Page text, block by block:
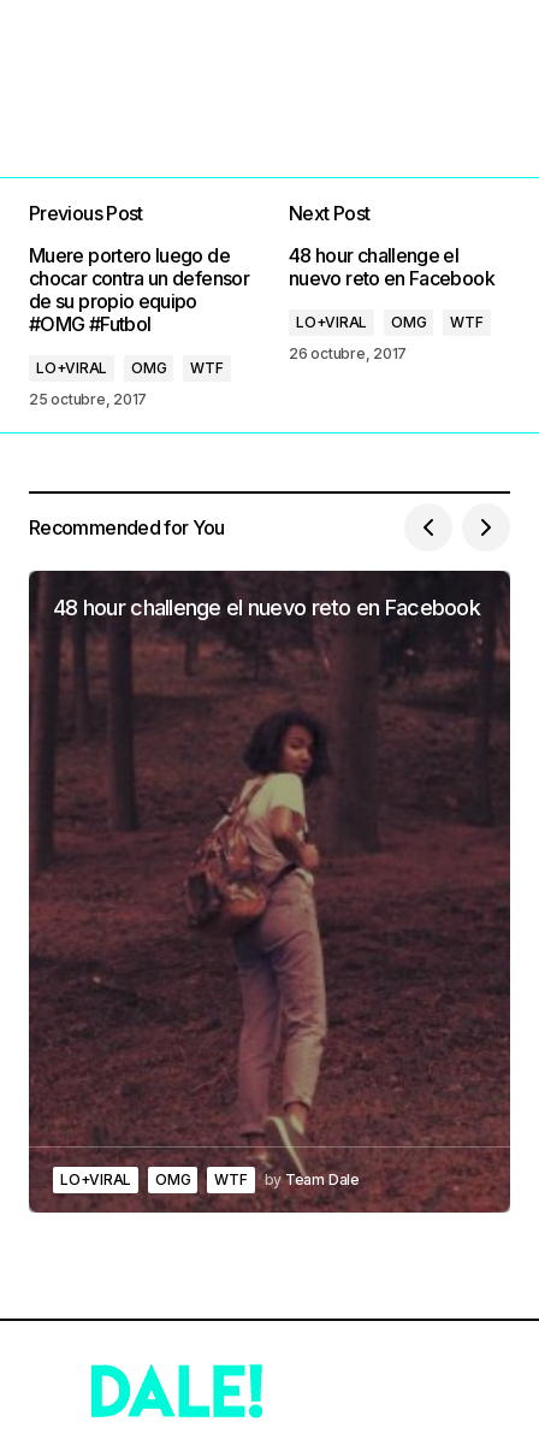
Previous Post
Muere portero luego de
chocar contra un defensor
de su propio equipo
#OMG #Futbol
LO+VIRAL OMG
WTF
25 octubre, 2017
Next Post
48 hour challenge el
nuevo reto en Facebook
LO+VIRAL OMG
WTF
26 octubre, 2017
Recommended for You
48 hour challenge el nuevo reto en Facebook
LO+VIRAL OMG WTF byTeam Dale